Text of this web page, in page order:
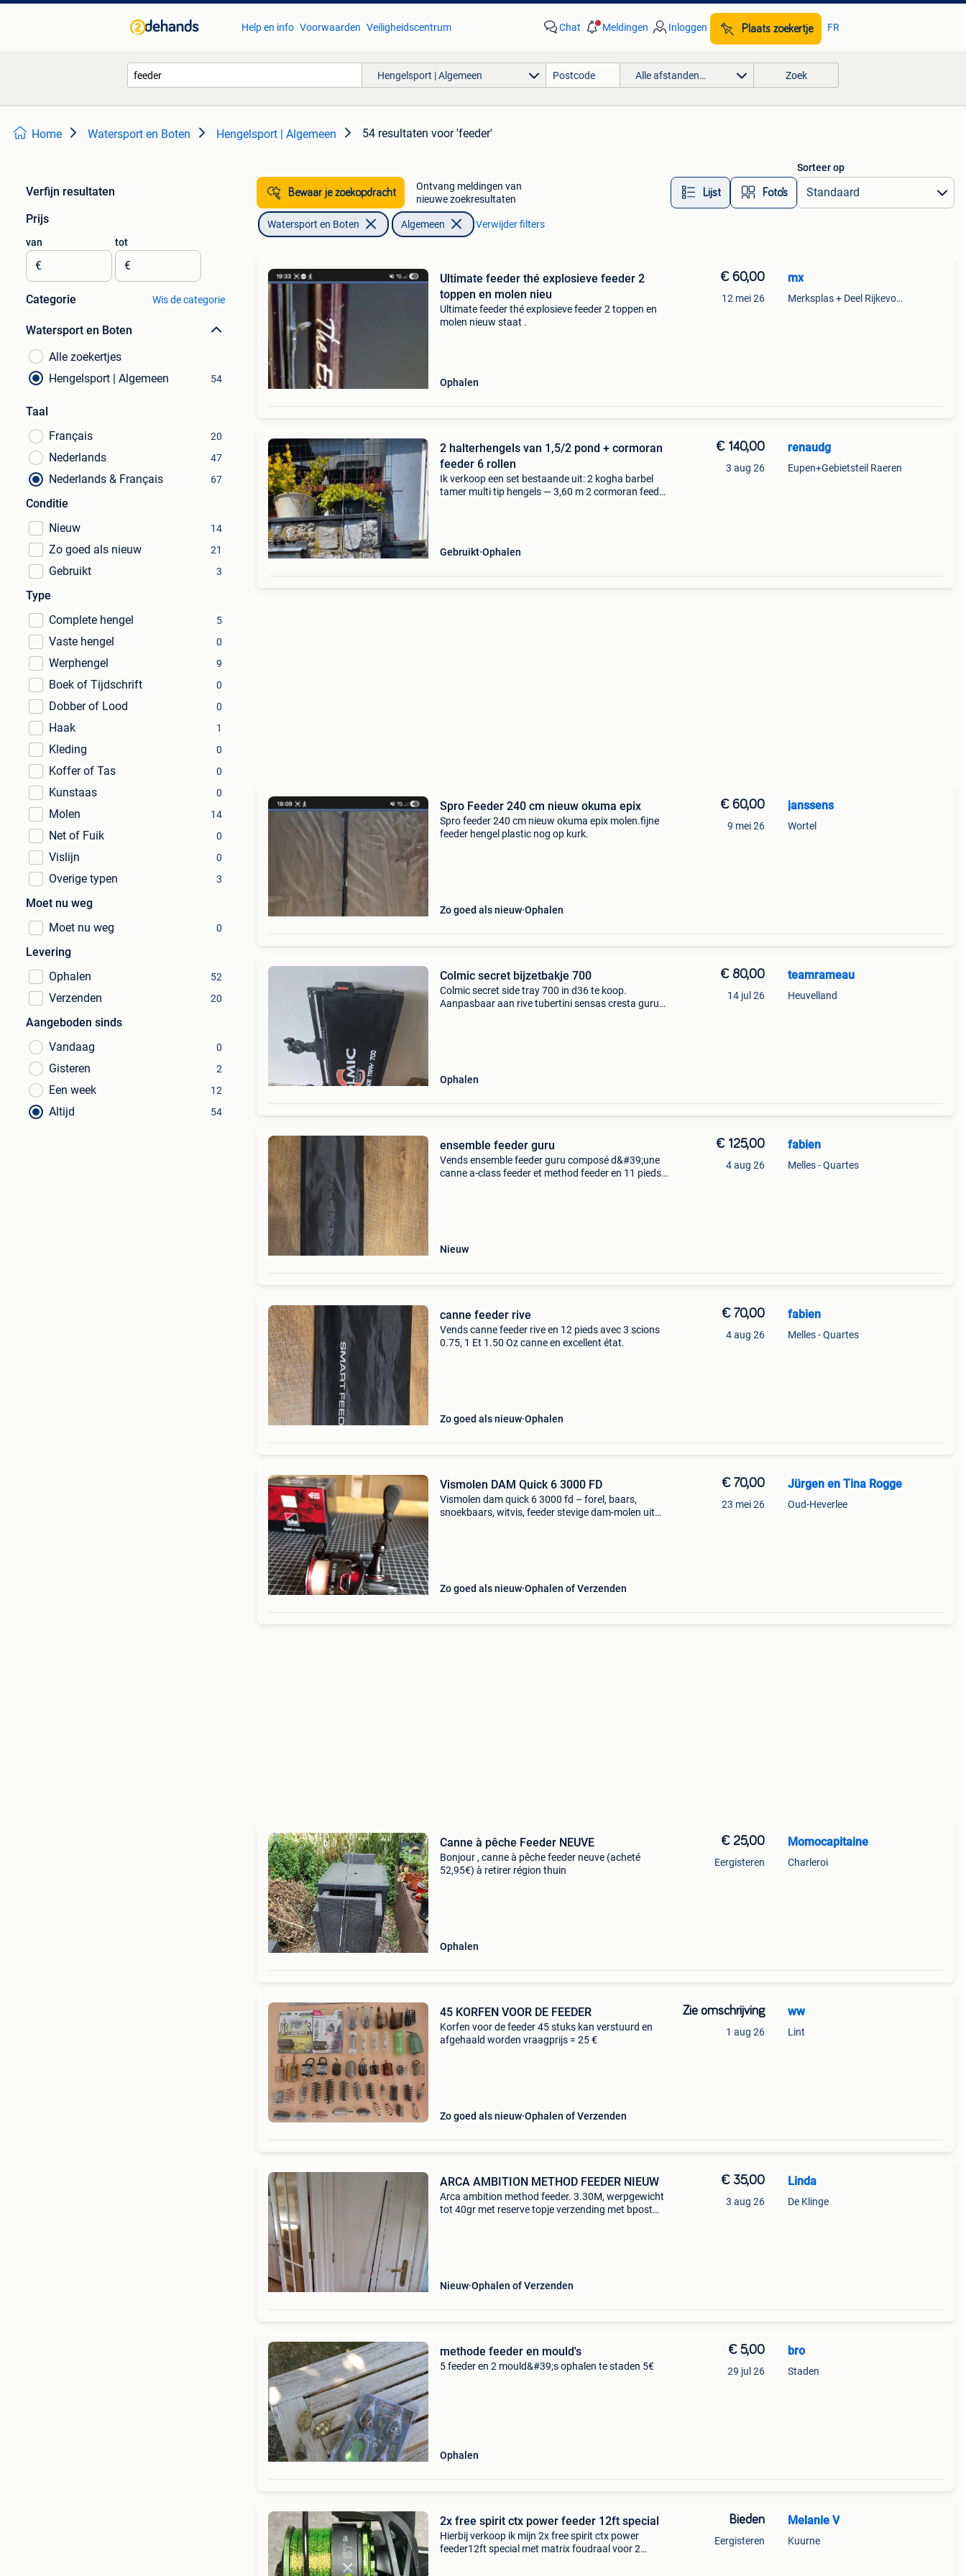
Help en info Voorwaarden Veiligheidscentrum Chat Meldingen Inloggen Plaats zoekertje FR
Hengelsport | Algemeen Alle afstanden… Zoek
Home Watersport en Boten Hengelsport | Algemeen 54 resultaten voor 'feeder'
Verfijn resultaten
Prijs
van
€
tot
€
Categorie Wis de categorie
Watersport en Boten
Alle zoekertjes
Hengelsport | Algemeen
54
Taal
Français
20
Nederlands 47
Nederlands & Français 67
Conditie
Nieuw
14
Zo goed als nieuw 21
Gebruikt 3
Type
Complete hengel
5
Vaste hengel 0
Werphengel 9
Boek of Tijdschrift 0
Dobber of Lood 0
Haak 1
Kleding 0
Koffer of Tas 0
Kunstaas 0
Molen 14
Net of Fuik 0
Vislijn 0
Overige typen 3
Moet nu weg
Moet nu weg
0
Levering
Ophalen
52
Verzenden 20
Aangeboden sinds
Vandaag
0
Gisteren 2
Een week 12
Altijd 54
Bewaar je zoekopdracht
Ontvang meldingen van
nieuwe zoekresultaten
Lijst Foto’s
Sorteer op
Watersport en Boten Algemeen Verwijder filters
Ultimate feeder thé explosieve feeder 2
toppen en molen nieu
Ultimate feeder thé explosieve feeder 2 toppen en
molen nieuw staat .
Ophalen
€ 60,00
12 mei 26
mx
Merksplas + Deel Rijkevorsel
2 halterhengels van 1,5/2 pond + cormoran
feeder 6 rollen
Ik verkoop een set bestaande uit: 2 kogha barbel
tamer multi tip hengels — 3,60 m 2 cormoran feeder
Gebruikt Ophalen
€ 140,00
3 aug 26
renaudg
Eupen+Gebietsteil Raeren
Spro Feeder 240 cm nieuw okuma epix
Spro feeder 240 cm nieuw okuma epix molen.fijne
feeder hengel plastic nog op kurk.
Zo goed als nieuw Ophalen
€ 60,00
9 mei 26
janssens
Wortel
Colmic secret bijzetbakje 700
Colmic secret side tray 700 in d36 te koop.
Aanpasbaar aan rive tubertini sensas cresta guru
Ophalen
€ 80,00
14 jul 26
teamrameau
Heuvelland
ensemble feeder guru
Vends ensemble feeder guru composé d&#39;une
canne a-class feeder et method feeder en 11 pieds
Nieuw
€ 125,00
4 aug 26
fabien
Melles - Quartes
canne feeder rive
Vends canne feeder rive en 12 pieds avec 3 scions
0.75, 1 Et 1.50 Oz canne en excellent état.
Zo goed als nieuw Ophalen
€ 70,00
4 aug 26
fabien
Melles - Quartes
Vismolen DAM Quick 6 3000 FD
Vismolen dam quick 6 3000 fd – forel, baars,
snoekbaars, witvis, feeder stevige dam-molen uit
Zo goed als nieuw Ophalen of Verzenden
€ 70,00
23 mei 26
Jürgen en Tina Rogge
Oud-Heverlee
Canne à pêche Feeder NEUVE
Bonjour , canne à pêche feeder neuve (acheté
52,95€) à retirer région thuin
Ophalen
€ 25,00
Eergisteren
Momocapitaine
Charleroi
45 KORFEN VOOR DE FEEDER
Korfen voor de feeder 45 stuks kan verstuurd en
afgehaald worden vraagprijs = 25 €
Zo goed als nieuw Ophalen of Verzenden
Zie omschrijving
1 aug 26
ww
Lint
ARCA AMBITION METHOD FEEDER NIEUW
Arca ambition method feeder. 3.30M, werpgewicht
tot 40gr met reserve topje verzending met bpost
Nieuw Ophalen of Verzenden
€ 35,00
3 aug 26
Linda
De Klinge
methode feeder en mould's
5 feeder en 2 mould&#39;s ophalen te staden 5€
Ophalen
€ 5,00
29 jul 26
bro
Staden
2x free spirit ctx power feeder 12ft special
Hierbij verkoop ik mijn 2x free spirit ctx power
feeder12ft special met matrix foudraal voor 2
Bieden
Eergisteren
Melanie V
Kuurne